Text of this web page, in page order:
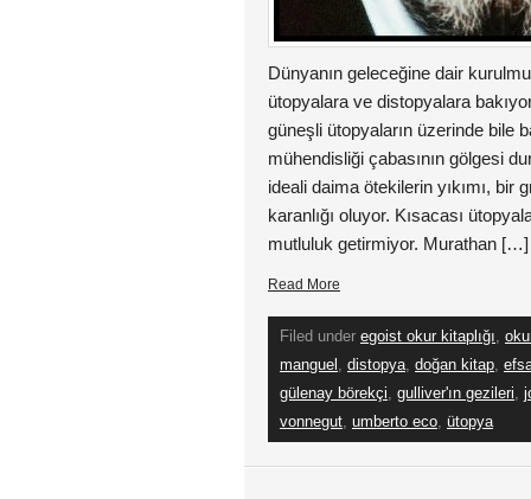
Dünyanın geleceğine dair
ütopyalara ve distopyalara
güneşli ütopyaların üzerinde bile
mühendisliği çabasının gölgesi
ideali daima ötekilerin yıkımı, bir
karanlığı oluyor. Kısacası
mutluluk getirmiyor. Murathan […]
Read More
Filed under egoist okur kitaplığı,
manguel , distopya, doğan kitap,
gülenay börekçi, gulliver'ın gezileri,
vonnegut, umberto eco, ütopya